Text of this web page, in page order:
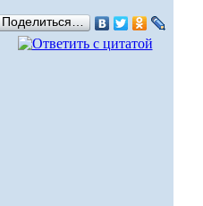
Поделиться…